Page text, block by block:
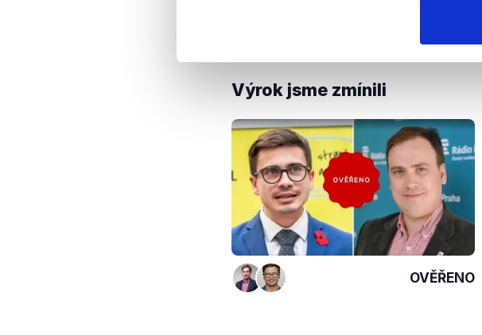
digitálního vysílání nebo využívání
Josefa Nerušila proto hodnotíme jako
Výrok jsme zmínili
OVĚŘENO